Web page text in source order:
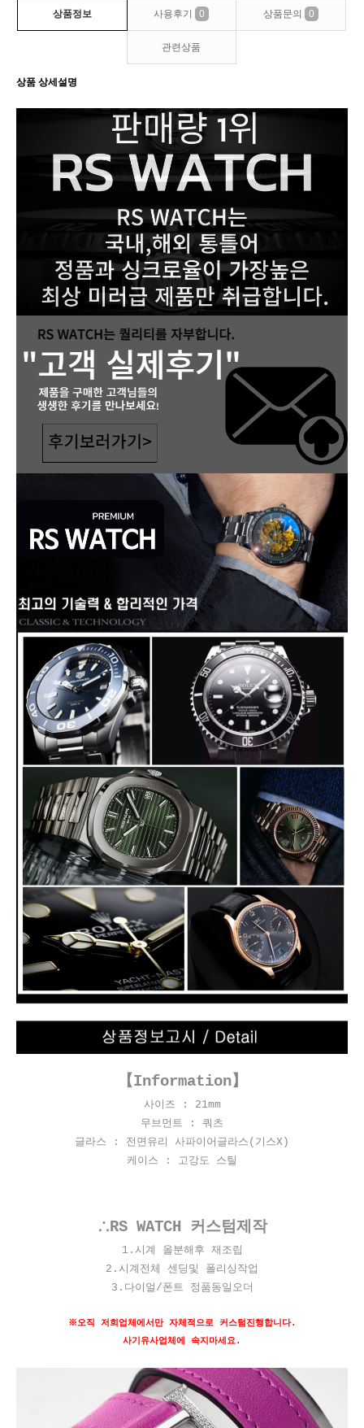
상품정보 사용후기 0 상품문의 0
관련상품
상품 상세설명
【Information】
사이즈 : 21mm
무브먼트 : 쿼츠
글라스 : 전면유리 사파이어글라스(기스X)
케이스 : 고강도 스틸
∴RS WATCH 커스텀제작
1.시계 올분해후 재조립
2.시계전체 센딩및 폴리싱작업
3.다이얼/폰트 정품동일오더
※오직 저희업체에서만 자체적으로 커스텀진행합니다.
사기유사업체에 속지마세요.